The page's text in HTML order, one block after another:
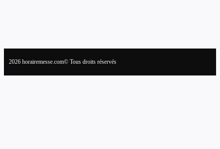
2026 horairemesse.com© Tous droits réservés